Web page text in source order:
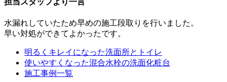
水漏れしていたため早めの施工段取りを行いました。
早い対処ができてよかったです。
明るくキレイになった洗面所とトイレ
使いやすくなった混合水栓の洗面化粧台
施工事例一覧